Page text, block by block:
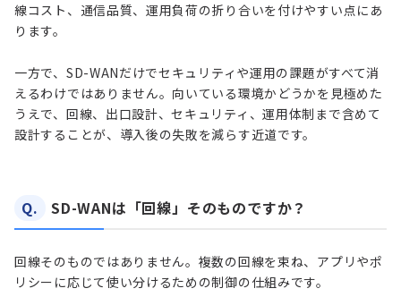
線コスト、通信品質、運用負荷の折り合いを付けやすい点にあ
ります。
一方で、SD-WANだけでセキュリティや運用の課題がすべて消
えるわけではありません。向いている環境かどうかを見極めた
うえで、回線、出口設計、セキュリティ、運用体制まで含めて
設計することが、導入後の失敗を減らす近道です。
Q. SD-WANは「回線」そのものですか？
回線そのものではありません。複数の回線を束ね、アプリやポ
リシーに応じて使い分けるための制御の仕組みです。